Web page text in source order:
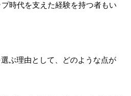
時代を支えた経験を持つ者もい
ぶ理由として、どのような点が